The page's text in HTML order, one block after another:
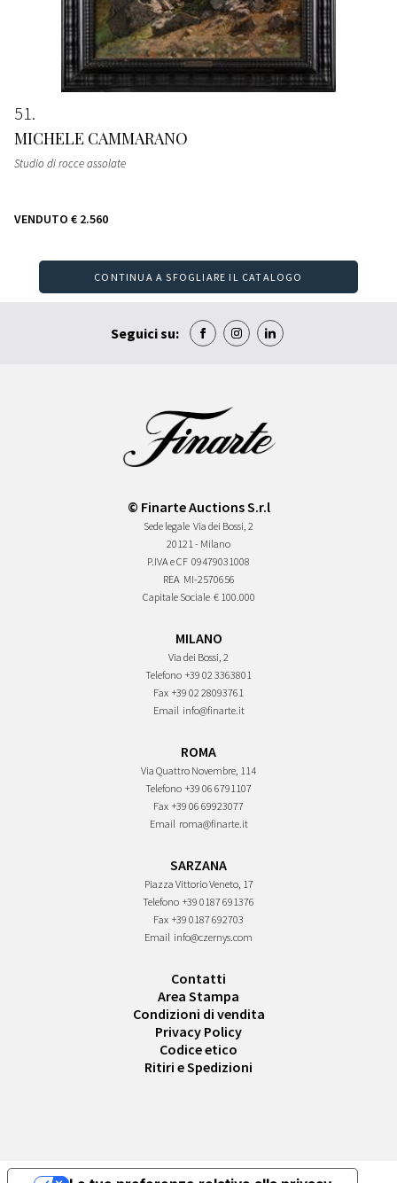
51
MICHELE CAMMARANO
Studio di rocce assolate
VENDUTO € 2.560
CONTINUA A SFOGLIARE IL CATALOGO
Seguici su:
© Finarte Auctions S.r.l
Sede legale Via dei Bossi, 2
20121 - Milano
P.IVA e CF 09479031008
REA MI-2570656
Capitale Sociale € 100.000
MILANO
Via dei Bossi, 2
Telefono +39 02 3363801
Fax +39 02 28093761
Email info@finarte.it
ROMA
Via Quattro Novembre, 114
Telefono +39 06 6791107
Fax +39 06 69923077
Email roma@finarte.it
SARZANA
Piazza Vittorio Veneto, 17
Telefono +39 0187 691376
Fax +39 0187 692703
Email info@czernys.com
Contatti
Area Stampa
Condizioni di vendita
Privacy Policy
Codice etico
Ritiri e Spedizioni